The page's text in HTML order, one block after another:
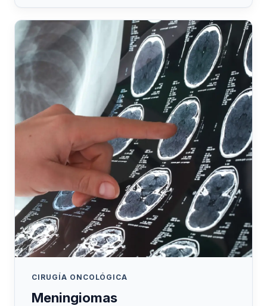
CIRUGÍA ONCOLÓGICA
Meningiomas